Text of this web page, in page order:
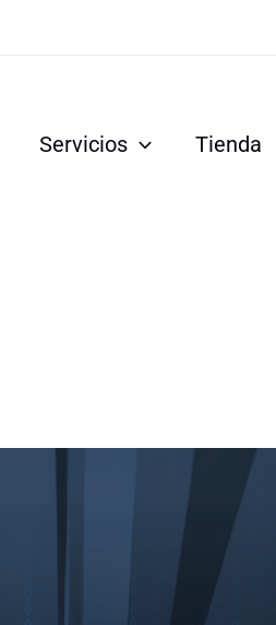
Servicios Tienda